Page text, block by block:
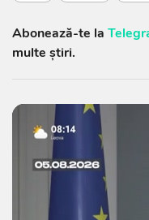
Abonează-te la
multe știri.